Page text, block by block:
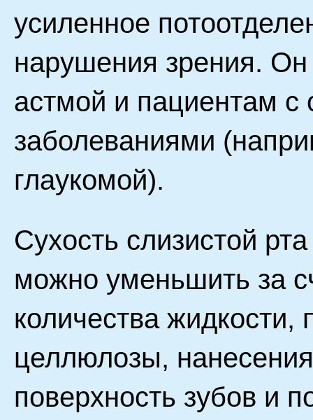
усиленное
нарушения зрения.
астмой и пациентам
заболеваниями
глаукомой).
Сухость слизистой
можно уменьшить за
количества
целлюлозы,
поверхность зубов и